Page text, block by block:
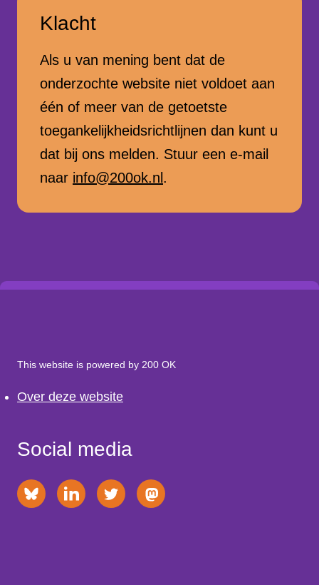
Klacht
Als u van mening bent dat de
onderzochte website niet voldoet aan
één of meer van de getoetste
toegankelijkheidsrichtlijnen dan kunt u
dat bij ons melden. Stuur een e-mail
naar info@200ok.nl .
This website is powered by 200 OK
Over deze website
Social media